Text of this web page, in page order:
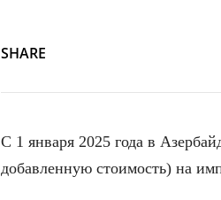
SHARE
С 1 января 2025 года в
добавленную стоимость) на